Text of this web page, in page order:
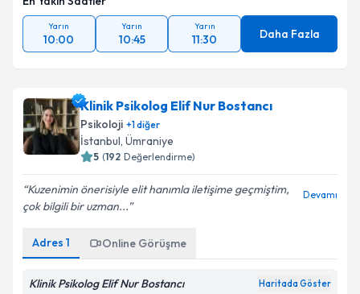
Yarın
10:00
Yarın
10:45
Yarın
11:30 Daha Fazla
Klinik Psikolog Elif Nur Bostancı
Psikoloji +1diğer
İstanbul, Ümraniye
5 (192 Değerlendirme)
Kuzenimin önerisiyle elit hanımla iletişime geçmiştim,
çok bilgili bir uzman...
Devamı
Adres 1 Online Görüşme
Klinik Psikolog Elif Nur Bostancı Haritada Göster